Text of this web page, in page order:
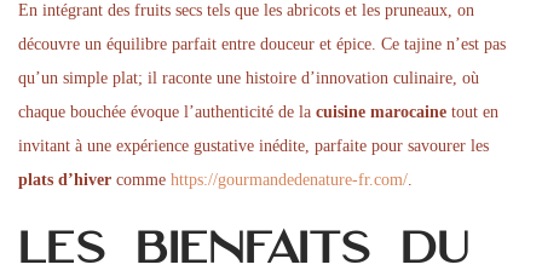
En intégrant des fruits secs tels que les abricots et les pruneaux, on
découvre un équilibre parfait entre douceur et épice. Ce tajine n’est pas
qu’un simple plat; il raconte une histoire d’innovation culinaire, où
chaque bouchée évoque l’authenticité de la cuisine marocaine tout en
invitant à une expérience gustative inédite, parfaite pour savourer les
plats d’hiver comme https://gourmandedenature-fr.com/.
Les bienfaits du